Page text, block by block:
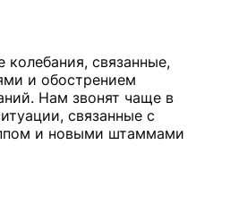
связанные,
и обострением
Нам звонят чаще в
связанные с
и новыми штаммами